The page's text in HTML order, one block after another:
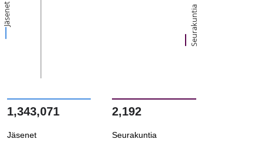
Jäsenet Seurakuntia
1,343,071
Jäsenet
2,192
Seurakuntia